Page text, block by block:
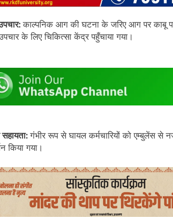
काल्पनिक आग की घटना के जरिए आग पर काबू
के लिए चिकित्सा केंद्र पहुँचाया गया।
सहायता:गंभीर रूप से घायल कर्मचारियों को एम्बुलेंस से
किया गया।